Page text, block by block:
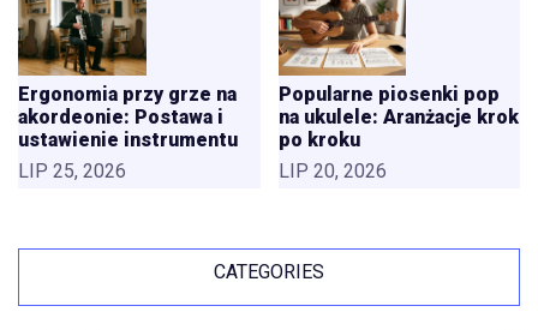
Ergonomia przy grze na
akordeonie: Postawa i
ustawienie instrumentu
LIP 25, 2026
Popularne piosenki pop
na ukulele: Aranżacje krok
po kroku
LIP 20, 2026
CATEGORIES